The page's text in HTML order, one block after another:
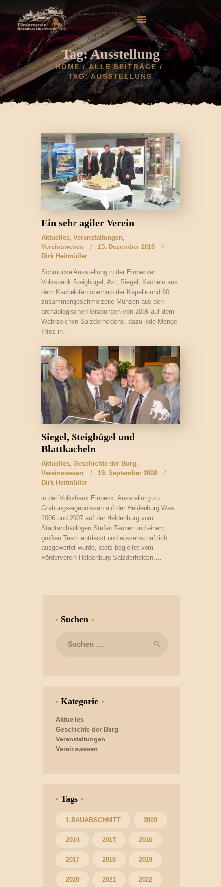
Tag: Ausstellung
HOME
ALLE BEITRÄGE
TAG: AUSSTELLUNG
HOME
AKTUELLES
HISTORIE
VEREIN
GALERIE
Ein sehr agiler Verein
Aktuelles, Veranstaltungen,
Vereinswesen
15. Dezember 2018
Dirk Heitmüller
Schmucke Ausstellung in der Einbecker
Volksbank Steigbügel, Axt, Siegel, Kacheln aus
dem Kachelofen oberhalb der Kapelle und 60
zusammengeschmolzene Münzen aus den
archäologischen Grabungen von 2006 auf dem
Wahrzeichen Salzderheldens, dazu jede Menge
Infos in…
Siegel, Steigbügel und
Blattkacheln
Aktuelles, Geschichte der Burg,
Vereinswesen
19. September 2008
Dirk Heitmüller
ln der Volksbank Einbeck: Ausstellung zu
Grabungsergebnissen auf der Heldenburg Was
2006 und 2007 auf der Heldenburg vom
Stadtarchäologen Stefan Teuber und einem
großen Team entdeckt und wissenschaftlich
ausgewertet wurde, stets begleitet vom
Förderverein Heldenburg-Salzderhelden,…
Suchen
nach:
Kategorie
Aktuelles
Geschichte der Burg
Veranstaltungen
Vereinswesen
Tags
1.BAUABSCHNITT 2009
2014 2015 2016
2017 2018 2019
2020 2021 2022